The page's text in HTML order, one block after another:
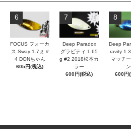
6
FOCUS フォーカ
ス Sway 1.7ｇ #
4 DONちゃん
605円(税込)
7
Deep Paradox
グラビティ 1.65
g #2 2018松本カ
ラー
600円(税込)
8
Deep
ravity
マッチ
ン
600円